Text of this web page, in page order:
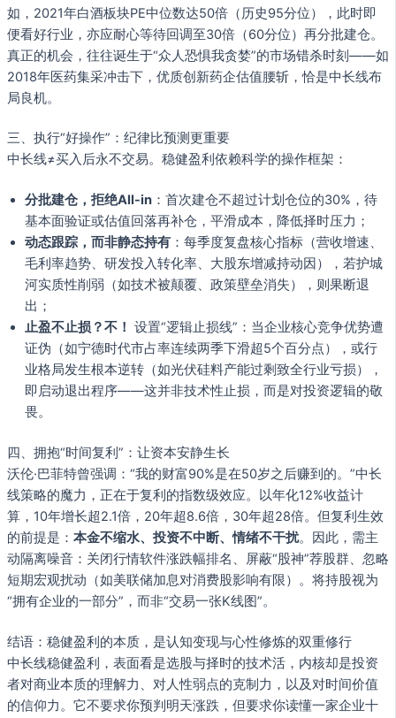
如，2021年白酒板块PE中位数达50倍（历史95分位），此时即
便看好行业，亦应耐心等待回调至30倍（60分位）再分批建仓。
真正的机会，往往诞生于“众人恐惧我贪婪”的市场错杀时刻——如
2018年医药集采冲击下，优质创新药企估值腰斩，恰是中长线布
局良机。
三、执行“好操作”：纪律比预测更重要
中长线≠买入后永不交易。稳健盈利依赖科学的操作框架：
分批建仓，拒绝All-in ：首次建仓不超过计划仓位的30%，待
基本面验证或估值回落再补仓，平滑成本，降低择时压力；
动态跟踪，而非静态持有 ：每季度复盘核心指标（营收增速、
毛利率趋势、研发投入转化率、大股东增减持动因），若护城
河实质性削弱（如技术被颠覆、政策壁垒消失），则果断退
出；
止盈不止损？不！ 设置“逻辑止损线”：当企业核心竞争优势遭
证伪（如宁德时代市占率连续两季下滑超5个百分点），或行
业格局发生根本逆转（如光伏硅料产能过剩致全行业亏损），
即启动退出程序——这并非技术性止损，而是对投资逻辑的敬
畏。
四、拥抱“时间复利”：让资本安静生长
沃伦·巴菲特曾强调：“我的财富90%是在50岁之后赚到的。”中长
线策略的魔力，正在于复利的指数级效应。以年化12%收益计
算，10年增长超2.1倍，20年超8.6倍，30年超28倍。但复利生效
的前提是： 本金不缩水、投资不中断、情绪不干扰。因此，需主
动隔离噪音：关闭行情软件涨跌幅排名、屏蔽“股神”荐股群、忽略
短期宏观扰动（如美联储加息对消费股影响有限）。将持股视为
“拥有企业的一部分”，而非“交易一张K线图”。
结语：稳健盈利的本质，是认知变现与心性修炼的双重修行
中长线稳健盈利，表面看是选股与择时的技术活，内核却是投资
者对商业本质的理解力、对人性弱点的克制力，以及对时间价值
的信仰力。它不要求你预判明天涨跌，但要求你读懂一家企业十